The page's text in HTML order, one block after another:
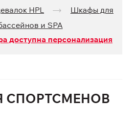
HPL
Шкафы для
и SPA
доступна персонализация
СПОРТСМЕНОВ